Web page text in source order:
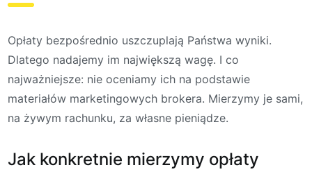
Opłaty bezpośrednio uszczuplają Państwa wyniki.
Dlatego nadajemy im największą wagę. I co
najważniejsze: nie oceniamy ich na podstawie
materiałów marketingowych brokera. Mierzymy je sami,
na żywym rachunku, za własne pieniądze.
Jak konkretnie mierzymy opłaty